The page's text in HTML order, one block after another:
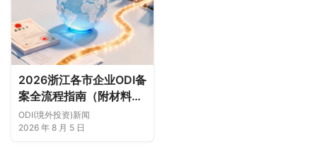
2026浙江各市企业ODI备
案全流程指南（附材料清
单及成功案例与正规靠谱
代办中介推荐）
ODI(境外投资)新闻
2026 年 8 月 5 日